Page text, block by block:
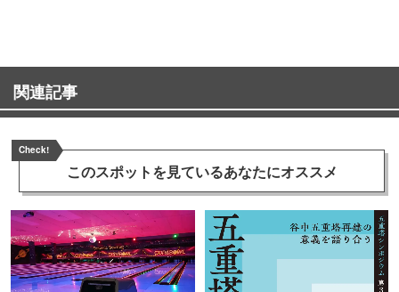
関連記事
Check!
このスポットを見ているあなたにオススメ